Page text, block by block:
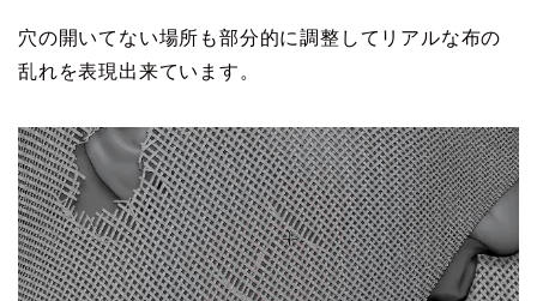
穴の開いてない場所も部分的に調整してリアルな布の
乱れを表現出来ています。